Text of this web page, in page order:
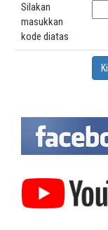
Silakan
masukkan
kode diatas